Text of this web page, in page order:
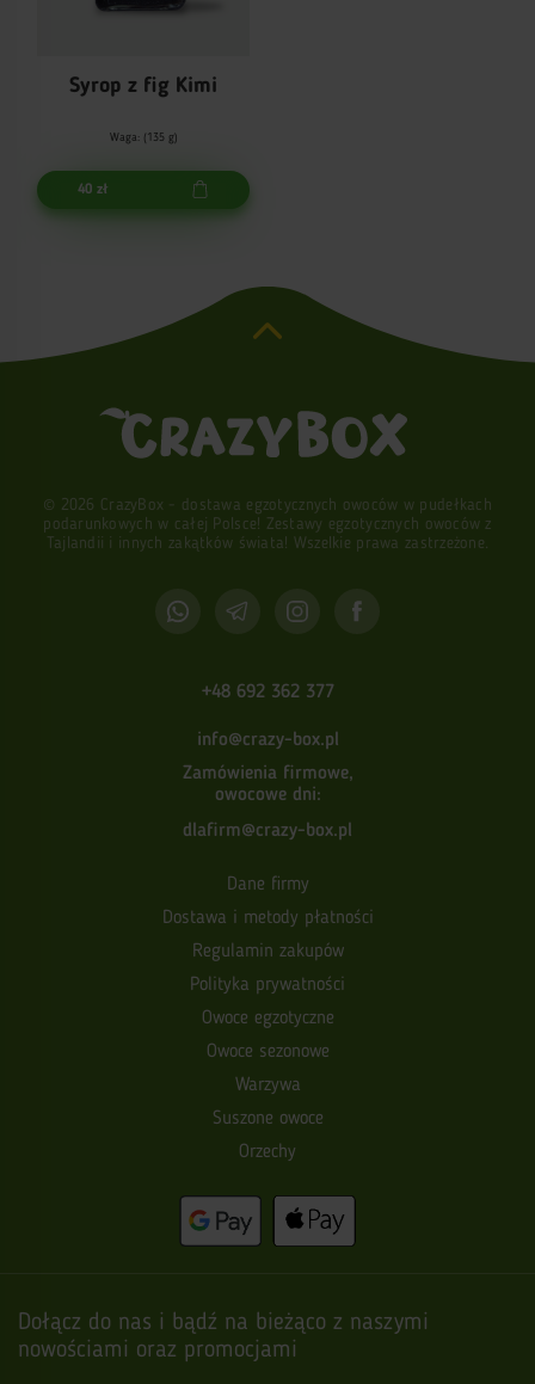
Syrop z fig Kimi
Waga: (135 g)
40 zł
© 2026 CrazyBox - dostawa egzotycznych owoców w pudełkach
podarunkowych w całej Polsce! Zestawy egzotycznych owoców z
Tajlandii i innych zakątków świata! Wszelkie prawa zastrzeżone.
+48 692 362 377
info@crazy-box.pl
Zamówienia firmowe,
owocowe dni:
dlafirm@crazy-box.pl
Dane firmy
Dostawa i metody płatności
Regulamin zakupów
Polityka prywatności
Owoce egzotyczne
Owoce sezonowe
Warzywa
Suszone owoce
Orzechy
Dołącz do nas i bądź na bieżąco z naszymi
nowościami oraz promocjami